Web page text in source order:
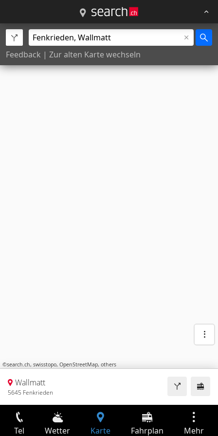
Feedback | Zur alten Karte wechseln
©search.ch, swisstopo, OpenStreetMap, others
Wallmatt
5645 Fenkrieden
Tel Wetter Karte Fahrplan Mehr